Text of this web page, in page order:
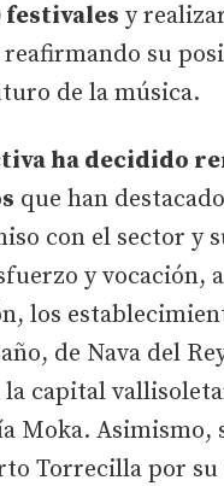
festivales y
su
de la música.
ha decidido
que han
con el sector y
y vocación,
los
de Nava del
capital
Moka. Asimismo,
Torrecilla por